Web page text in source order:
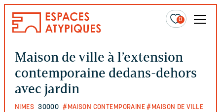
0
Maison de ville à l’extension
contemporaine dedans-dehors
avec jardin
NIMES 30000 #MAISON CONTEMPORAINE #MAISON DE VILLE